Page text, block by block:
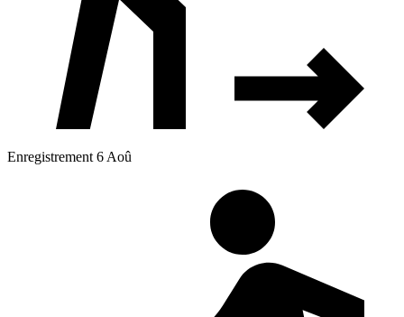
Enregistrement 6 Aoû